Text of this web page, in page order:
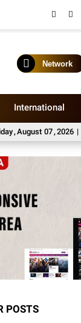
Network
International
,August 07,2026 |
Probolinggo
POSTS